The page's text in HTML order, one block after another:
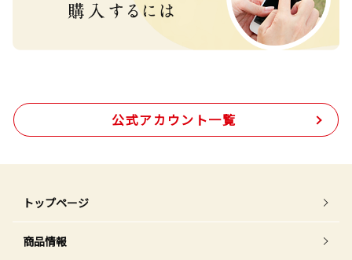
公式アカウント一覧
トップページ
商品情報